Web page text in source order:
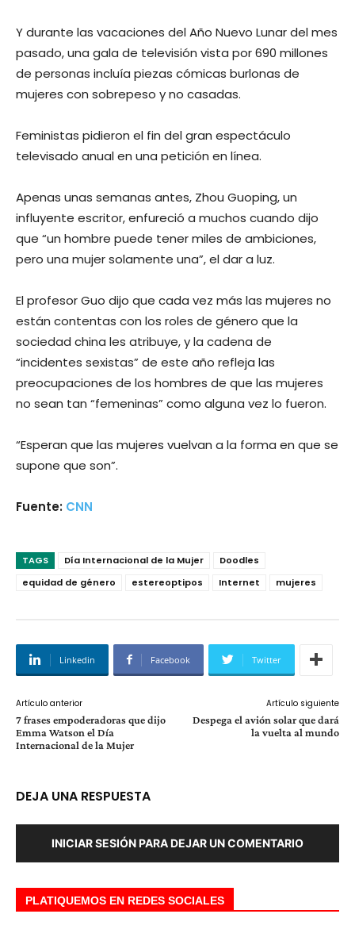
Y durante las vacaciones del Año Nuevo Lunar del mes
pasado, una gala de televisión vista por 690 millones
de personas incluía piezas cómicas burlonas de
mujeres con sobrepeso y no casadas.
Feministas pidieron el fin del gran espectáculo
televisado anual en una petición en línea.
Apenas unas semanas antes, Zhou Guoping, un
influyente escritor, enfureció a muchos cuando dijo
que “un hombre puede tener miles de ambiciones,
pero una mujer solamente una”, el dar a luz.
El profesor Guo dijo que cada vez más las mujeres no
están contentas con los roles de género que la
sociedad china les atribuye, y la cadena de
“incidentes sexistas” de este año refleja las
preocupaciones de los hombres de que las mujeres
no sean tan “femeninas” como alguna vez lo fueron.
“Esperan que las mujeres vuelvan a la forma en que se
supone que son”.
Fuente: CNN
TAGS Día Internacional de la Mujer
Doodles
equidad de género
estereoptipos Internet mujeres
Linkedin Facebook Twitter
Artículo anterior
7 frases empoderadoras que dijo
Emma Watson el Día
Internacional de la Mujer
Artículo siguiente
Despega el avión solar que dará
la vuelta al mundo
DEJA UNA RESPUESTA
INICIAR SESIÓN PARA DEJAR UN COMENTARIO
PLATIQUEMOS EN REDES SOCIALES